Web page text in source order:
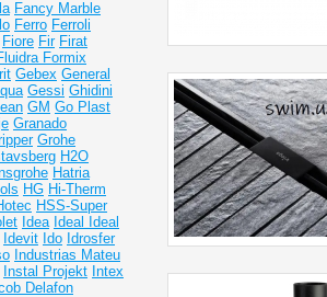
Fancy Marble
Ferro Ferroli
Fiore Fir Firat
Formix
Gebex General
Gessi Ghidini
GM Go Plast
Granado
Grohe
H2O
Hatria
HG Hi-Therm
HSS-Super
Idea Ideal
Ideal
Idevit Ido Idrosfer
Industrias Mateu
Instal Projekt Intex
Delafon